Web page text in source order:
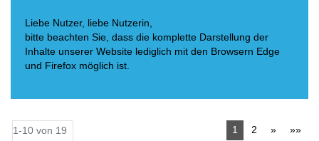
Liebe Nutzer, liebe Nutzerin,
bitte beachten Sie, dass die komplette Darstellung der
Inhalte unserer Website lediglich mit den Browsern Edge
und Firefox möglich ist.
1-10 von 19 1 2 » »»